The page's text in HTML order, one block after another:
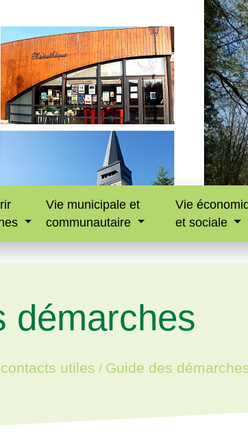
Vie municipale et
communautaire
Vie
et sociale
démarches
utiles / Guide des